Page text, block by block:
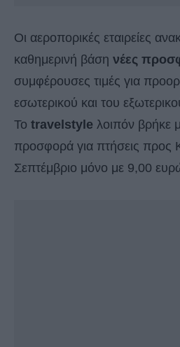
Οι αεροπορικές εταιρείες
καθημερινή βάση νέες
συμφέρουσες τιμές για
εσωτερικού και του
Το travelstyle λοιπόν βρήκε
προσφορά για πτήσεις προς
Σεπτέμβριο μόνο με 9,00